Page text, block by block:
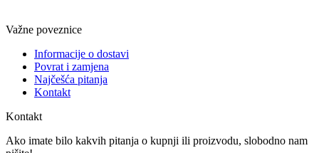
Važne poveznice
Informacije o dostavi
Povrat i zamjena
Najčešća pitanja
Kontakt
Kontakt
Ako imate bilo kakvih pitanja o kupnji ili proizvodu, slobodno nam